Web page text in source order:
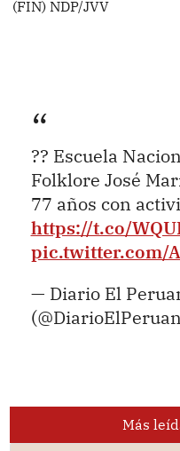
(FIN) NDP/JVV
?? Escuela
Folklore José
77 años con
https://t.co/
pic.twitter.com/
— Diario El
Más